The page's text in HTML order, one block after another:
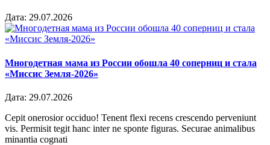
Дата: 29.07.2026
Многодетная мама из России обошла 40 соперниц и стала
«Миссис Земля-2026»
Дата: 29.07.2026
Cepit onerosior occiduo! Tenent flexi recens crescendo perveniunt
vis. Permisit tegit hanc inter ne sponte figuras. Securae animalibus
minantia cognati